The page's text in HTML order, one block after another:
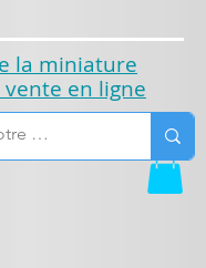
la miniature
en ligne